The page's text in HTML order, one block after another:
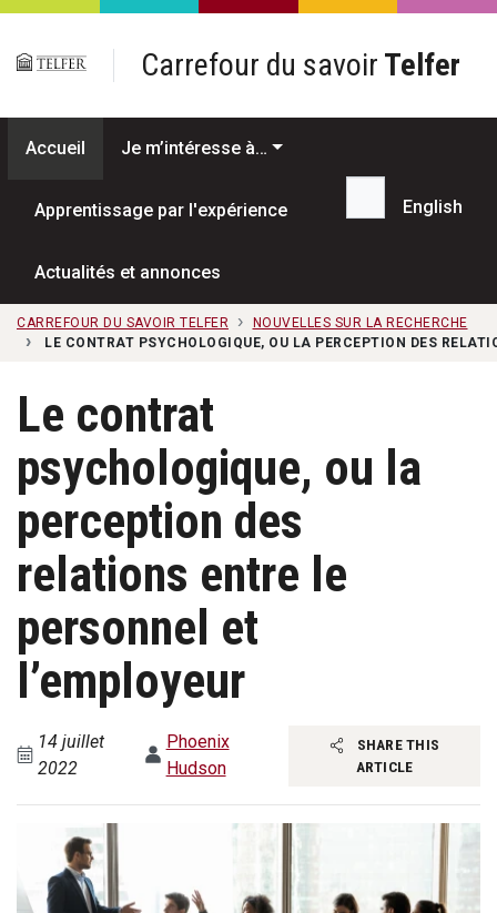
Passer au contenu principal
Carrefour du savoir Telfer
Accueil Je m’intéresse à…
Apprentissage par l'expérience
Actualités et annonces
Recherche...
English
CARREFOUR DU SAVOIR TELFER
NOUVELLES SUR LA RECHERCHE
LE CONTRAT PSYCHOLOGIQUE, OU LA PERCEPTION DES
Le contrat
psychologique, ou la
perception des
relations entre le
personnel et
l’employeur
14 juillet
2022
Phoenix
Hudson
SHARE THIS
ARTICLE